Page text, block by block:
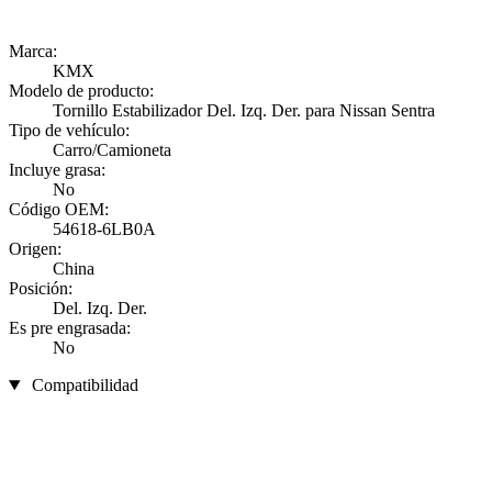
Marca:
KMX
Modelo de producto:
Tornillo Estabilizador Del. Izq. Der. para Nissan Sentra
Tipo de vehículo:
Carro/Camioneta
Incluye grasa:
No
Código OEM:
54618-6LB0A
Origen:
China
Posición:
Del. Izq. Der.
Es pre engrasada:
No
Compatibilidad